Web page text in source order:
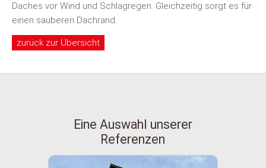
Daches vor Wind und Schlagregen. Gleichzeitig sorgt es für
einen sauberen Dachrand.
zurück zur Übersicht
Eine Auswahl unserer
Referenzen